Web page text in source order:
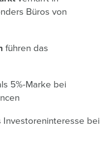
Büros von
führen das
5%-Marke bei
Investoreninteresse bei